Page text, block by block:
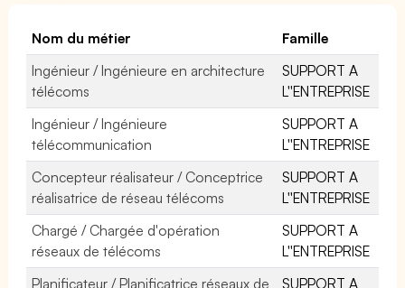
Nom du métier
Famille
Ingénieur / Ingénieure en architecture
télécoms
SUPPORT A
L''ENTREPRISE
Ingénieur / Ingénieure
télécommunication
SUPPORT A
L''ENTREPRISE
Concepteur réalisateur / Conceptrice
réalisatrice de réseau télécoms
SUPPORT A
L''ENTREPRISE
Chargé / Chargée d'opération
réseaux de télécoms
SUPPORT A
L''ENTREPRISE
Planificateur / Planificatrice réseaux de
SUPPORT A